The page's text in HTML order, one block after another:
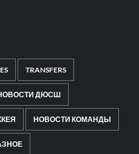
TRANSFERS
ДЮСШ
НОВОСТИ КОМАНДЫ